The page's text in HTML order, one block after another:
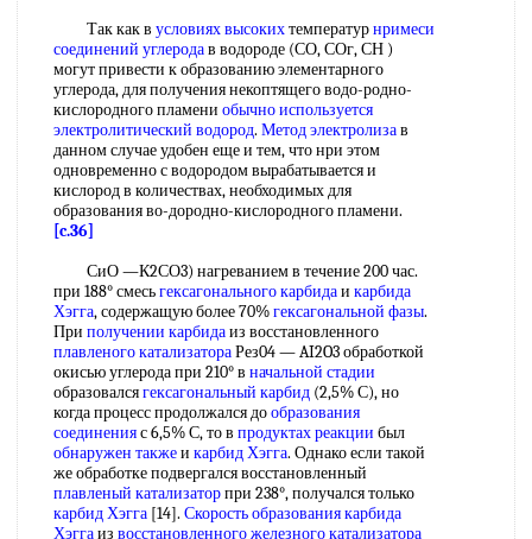
Так как в условиях высокихтемпературнримеси
соединений углеродав водороде (СО, СОг, СН )
могут привести к образованию элементарного
углерода, для получения некоптящего водо-родно-
кислородного пламени обычно используется
электролитический водород. Метод электролизав
данном случае удобен еще и тем, что нри этом
одновременно с водородом вырабатывается и
кислород в количествах, необходимых для
образования во-дородно-кислородного пламени.
[c.36]
СиО —К2СО3) нагреванием в течение 200 час.
при 188° смесьгексагонального карбидаи карбида
Хэгга, содержащую более 70%гексагональной фазы.
При получении карбидаиз восстановленного
плавленого катализатораРез04 — AI2O3 обработкой
окисью углерода при 210° в начальной стадии
образовалсягексагональный карбид (2,5% С), но
когда процесс продолжался дообразования
соединенияс 6,5% С, то в продуктах реакции был
обнаружен такжеи карбид Хэгга. Однако если такой
же обработке подвергался восстановленный
плавленый катализаторпри 238°, получался только
карбид Хэгга [14]. Скорость образованиякарбида
Хэггаиз восстановленного железного катализатора